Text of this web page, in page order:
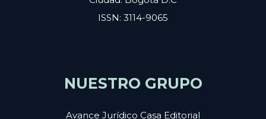
ISSN: 3114-9065
NUESTRO GRUPO
Avance Jurídico Casa Editorial